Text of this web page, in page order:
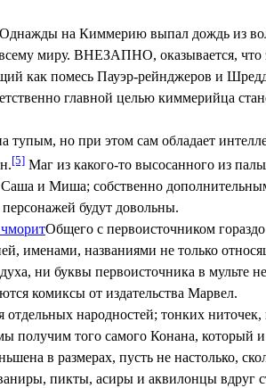
на Киммерию выпал дождь из
миру. ВНЕЗАПНО, оказывается, что
как помесь Пауэр-рейнджеров и
главной целью киммерийца
но при этом сам обладает
[5] Маг из какого-то высосанного из
и Миша; собственно
будут довольны.
Общего с первоисточником
именами, названиями не только
ни буквы первоисточника в мульте
комиксы от издательства Марвел.
народностей; тонких
получим того самого Конана, который
в размерах, пусть не настолько,
пикты, асиры и аквилонцы вдруг